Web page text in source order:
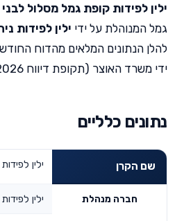
ילין לפידות קופת גמל מסלול לבני 60 ומעלה
גמל המנוהלת על ידי ילין לפידות
להלן הנתונים המלאים מהדוח
ידי משרד האוצר (תקופת דיווח 04/2026).
נתונים כלליים
שם הקרן ילין לפידות
חברה מנהלת ילין